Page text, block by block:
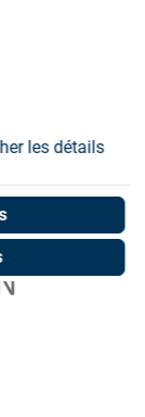
les détails